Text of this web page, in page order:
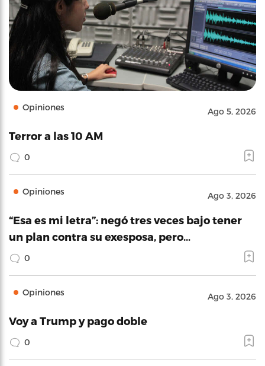
Opiniones Ago 5, 2026
Terror a las 10 AM
0
Opiniones Ago 3, 2026
“Esa es mi letra”: negó tres veces bajo tener
un plan contra su exesposa, pero…
0
Opiniones Ago 3, 2026
Voy a Trump y pago doble
0